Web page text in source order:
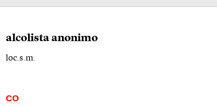
alcolista anonimo
loc.s.m.
CO